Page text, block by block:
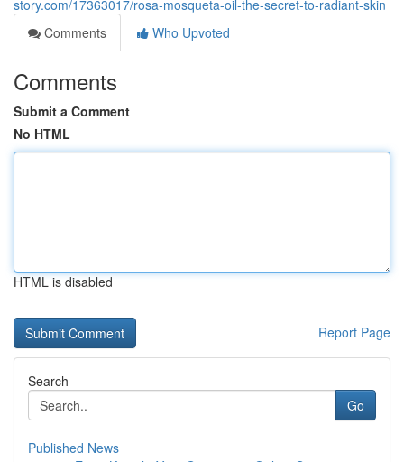
story.com/17363017/rosa-mosqueta-oil-the-secret-to-radiant-skin
Comments
Who Upvoted
Comments
Submit a Comment
No HTML
HTML is disabled
Report Page
Search
Go
Published News